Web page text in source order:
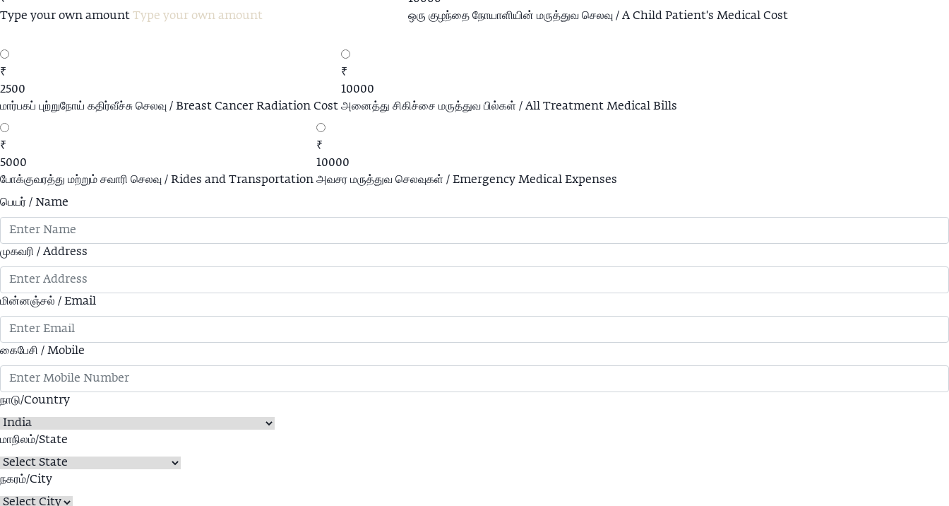
Type your own amount
ஒரு குழந்தை நோயாளியின் மருத்துவ செலவு / A Child Patient's Medical Cost
₹
2500
மார்பகப் புற்றுநோய் கதிர்வீச்சு செலவு / Breast Cancer Radiation Cost
₹
10000
அனைத்து சிகிச்சை மருத்துவ பில்கள் / All Treatment Medical Bills
₹
5000
போக்குவரத்து மற்றும் சவாரி செலவு / Rides and Transportation
₹
10000
அவசர மருத்துவ செலவுகள் / Emergency Medical Expenses
பெயர் / Name
முகவரி / Address
மின்னஞ்சல் / Email
கைபேசி / Mobile
நாடு/Country
மாநிலம்/State
நகரம்/City